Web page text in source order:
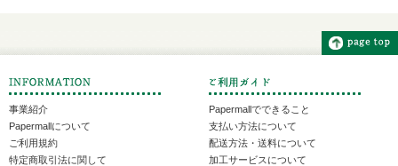
事業紹介
Papermallについて
ご利用規約
特定商取引法に関して
Papermallでできること
支払い方法について
配送方法・送料について
加工サービスについて